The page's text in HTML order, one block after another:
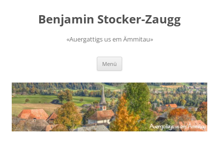
springenBenjamin Stocker-Zaugg
«Auergattigs us em Ämmitau»
Menü